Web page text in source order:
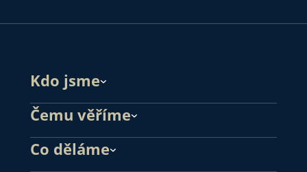
Kdo jsme
Čemu věříme
Co děláme